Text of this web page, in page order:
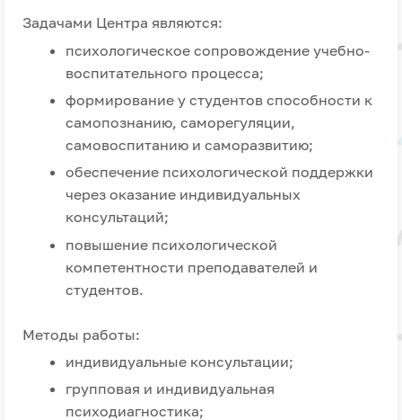
Задачами Центра являются:
психологическое сопровождение учебно-
воспитательного процесса;
формирование у студентов способности к
самопознанию, саморегуляции,
самовоспитанию и саморазвитию;
обеспечение психологической поддержки
через оказание индивидуальных
консультаций;
повышение психологической
компетентности преподавателей и
студентов.
Методы работы:
индивидуальные консультации;
групповая и индивидуальная
психодиагностика;